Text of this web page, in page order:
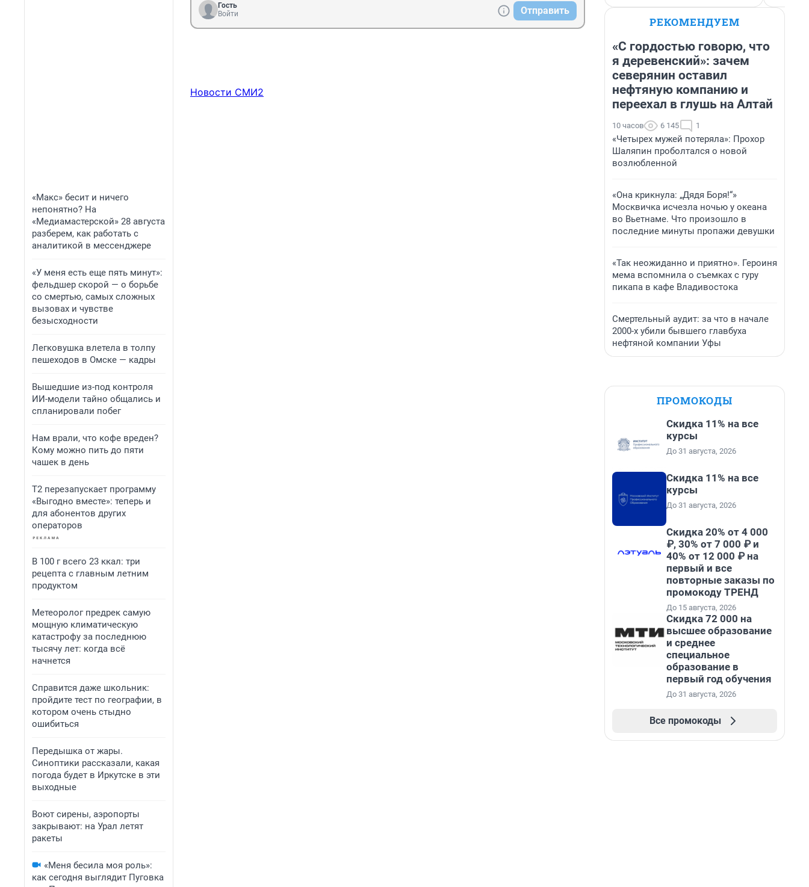
«Макс» бесит и ничего
непонятно? На
«Медиамастерской» 28 августа
разберем, как работать с
аналитикой в мессенджере
«У меня есть еще пять минут»:
фельдшер скорой — о борьбе
со смертью, самых сложных
вызовах и чувстве
безысходности
Легковушка влетела в толпу
пешеходов в Омске — кадры
Вышедшие из-под контроля
ИИ-модели тайно общались и
спланировали побег
Нам врали, что кофе вреден?
Кому можно пить до пяти
чашек в день
Т2 перезапускает программу
«Выгодно вместе»: теперь и
для абонентов других
операторов
В 100 г всего 23 ккал: три
рецепта с главным летним
продуктом
Метеоролог предрек самую
мощную климатическую
катастрофу за последнюю
тысячу лет: когда всё
начнется
Справится даже школьник:
пройдите тест по географии, в
котором очень стыдно
ошибиться
Передышка от жары.
Синоптики рассказали, какая
погода будет в Иркутске в эти
выходные
Воют сирены, аэропорты
закрывают: на Урал летят
ракеты
«Меня бесила моя роль»:
как сегодня выглядит Пуговка
Гость
Войти
Отправить
Новости СМИ2
РЕКОМЕНДУЕМ
«С гордостью говорю, что
я деревенский»: зачем
северянин оставил
нефтяную компанию и
переехал в глушь на Алтай
10 часов 6 145 1
«Четырех мужей потеряла»: Прохор
Шаляпин проболтался о новой
возлюбленной
«Она крикнула: „Дядя Боря!“»
Москвичка исчезла ночью у океана
во Вьетнаме. Что произошло в
последние минуты пропажи девушки
«Так неожиданно и приятно». Героиня
мема вспомнила о съемках с гуру
пикапа в кафе Владивостока
Смертельный аудит: за что в начале
2000-х убили бывшего главбуха
нефтяной компании Уфы
ПРОМОКОДЫ
Скидка 11% на все
курсы
До 31 августа, 2026
Скидка 11% на все
курсы
До 31 августа, 2026
Скидка 20% от 4 000
₽, 30% от 7 000 ₽ и
40% от 12 000 ₽ на
первый и все
повторные заказы по
промокоду ТРЕНД
До 15 августа, 2026
Скидка 72 000 на
высшее образование
и среднее
специальное
образование в
первый год обучения
До 31 августа, 2026
Все промокоды